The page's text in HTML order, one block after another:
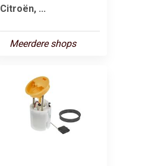
Citroën, ...
Meerdere shops